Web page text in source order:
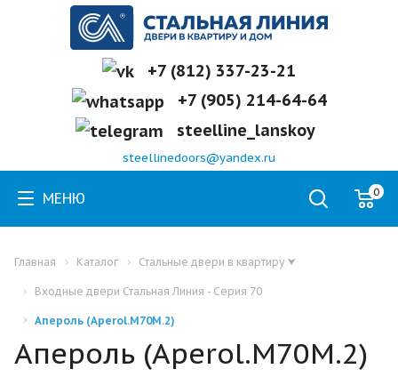
+7 (812) 337-23-21
+7 (905) 214-64-64
steelline_lanskoy
steellinedoors@yandex.ru
МЕНЮ 0
Главная Каталог Стальные двери в квартиру ⮟
Входные двери Стальная Линия - Серия 70
Апероль (Аperol.M70M.2)
Апероль (Аperol.M70M.2)